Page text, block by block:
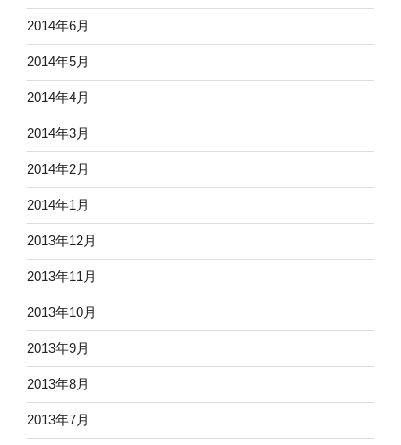
2014年6月
2014年5月
2014年4月
2014年3月
2014年2月
2014年1月
2013年12月
2013年11月
2013年10月
2013年9月
2013年8月
2013年7月